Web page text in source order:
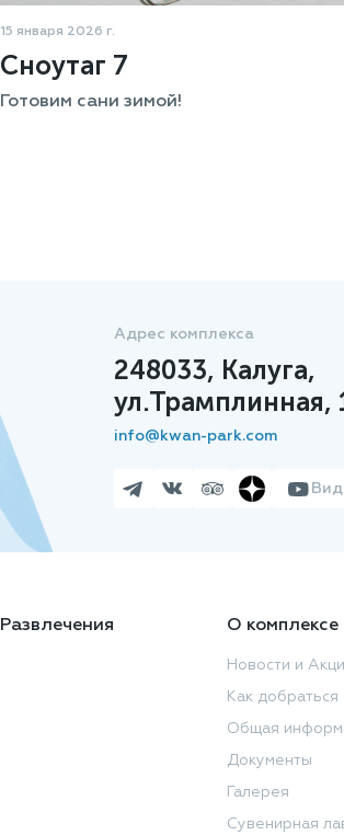
15 января 2026 г.
Сноутаг 7
Готовим сани зимой!
Адрес комплекса
248033, Калуга,
ул.Трамплинная,
info@kwan-park.com
Развлечения О комплексе
Новости и
Как добраться
Общая
Документы
Галерея
Сувенирная